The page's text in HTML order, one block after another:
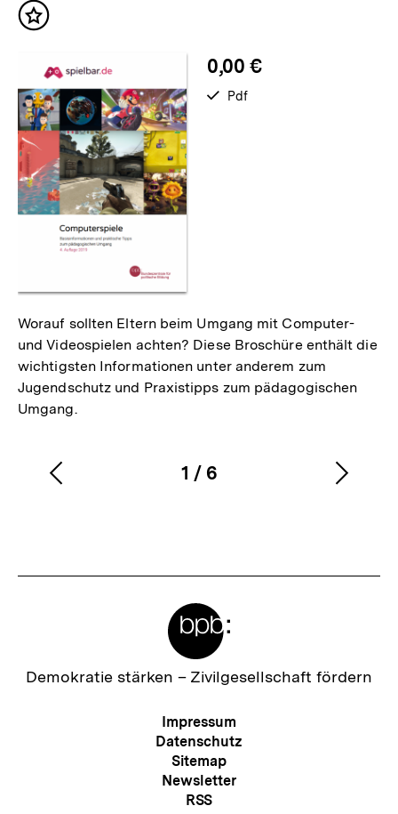
Inhalt
0,00 €
verfügbar
Pdf
Worauf sollten Eltern beim Umgang mit Computer-
und Videospielen achten? Diese Broschüre enthält die
wichtigsten Informationen unter anderem zum
Jugendschutz und Praxistipps zum pädagogischen
Umgang.
Karussellinhalt
1
von
/ 6
Vorherigen
Zur
Demokratie stärken – Zivilgesellschaft fördern
Meta-
Navigation
Impressum
Datenschutz
Sitemap
Newsletter
RSS